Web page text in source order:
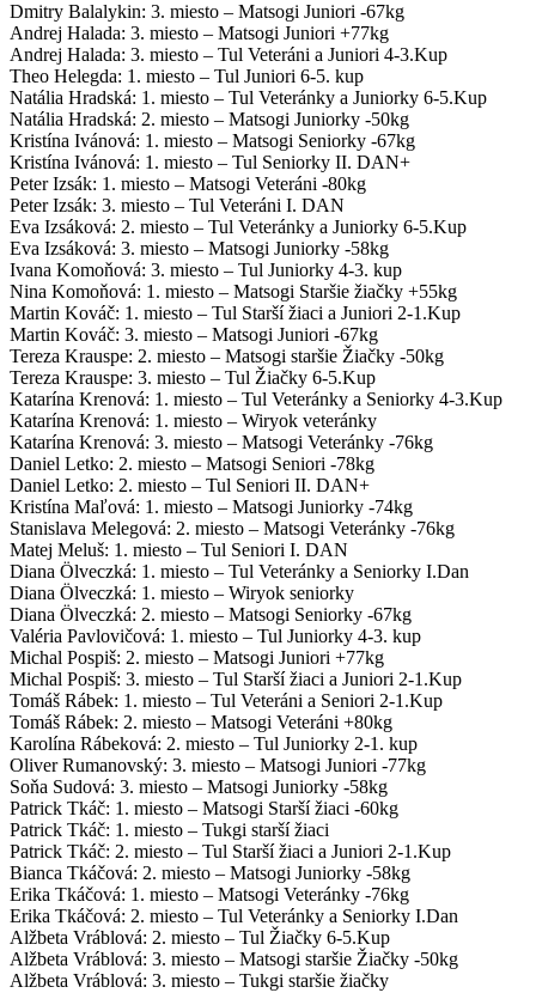
Dmitry Balalykin: 3. miesto – Matsogi Juniori -67kg
Andrej Halada: 3. miesto – Matsogi Juniori +77kg
Andrej Halada: 3. miesto – Tul Veteráni a Juniori 4-3.Kup
Theo Helegda: 1. miesto – Tul Juniori 6-5. kup
Natália Hradská: 1. miesto – Tul Veteránky a Juniorky 6-5.Kup
Natália Hradská: 2. miesto – Matsogi Juniorky -50kg
Kristína Ivánová: 1. miesto – Matsogi Seniorky -67kg
Kristína Ivánová: 1. miesto – Tul Seniorky II. DAN+
Peter Izsák: 1. miesto – Matsogi Veteráni -80kg
Peter Izsák: 3. miesto – Tul Veteráni I. DAN
Eva Izsáková: 2. miesto – Tul Veteránky a Juniorky 6-5.Kup
Eva Izsáková: 3. miesto – Matsogi Juniorky -58kg
Ivana Komoňová: 3. miesto – Tul Juniorky 4-3. kup
Nina Komoňová: 1. miesto – Matsogi Staršie žiačky +55kg
Martin Kováč: 1. miesto – Tul Starší žiaci a Juniori 2-1.Kup
Martin Kováč: 3. miesto – Matsogi Juniori -67kg
Tereza Krauspe: 2. miesto – Matsogi staršie Žiačky -50kg
Tereza Krauspe: 3. miesto – Tul Žiačky 6-5.Kup
Katarína Krenová: 1. miesto – Tul Veteránky a Seniorky 4-3.Kup
Katarína Krenová: 1. miesto – Wiryok veteránky
Katarína Krenová: 3. miesto – Matsogi Veteránky -76kg
Daniel Letko: 2. miesto – Matsogi Seniori -78kg
Daniel Letko: 2. miesto – Tul Seniori II. DAN+
Kristína Maľová: 1. miesto – Matsogi Juniorky -74kg
Stanislava Melegová: 2. miesto – Matsogi Veteránky -76kg
Matej Meluš: 1. miesto – Tul Seniori I. DAN
Diana Ölveczká: 1. miesto – Tul Veteránky a Seniorky I.Dan
Diana Ölveczká: 1. miesto – Wiryok seniorky
Diana Ölveczká: 2. miesto – Matsogi Seniorky -67kg
Valéria Pavlovičová: 1. miesto – Tul Juniorky 4-3. kup
Michal Pospiš: 2. miesto – Matsogi Juniori +77kg
Michal Pospiš: 3. miesto – Tul Starší žiaci a Juniori 2-1.Kup
Tomáš Rábek: 1. miesto – Tul Veteráni a Seniori 2-1.Kup
Tomáš Rábek: 2. miesto – Matsogi Veteráni +80kg
Karolína Rábeková: 2. miesto – Tul Juniorky 2-1. kup
Oliver Rumanovský: 3. miesto – Matsogi Juniori -77kg
Soňa Sudová: 3. miesto – Matsogi Juniorky -58kg
Patrick Tkáč: 1. miesto – Matsogi Starší žiaci -60kg
Patrick Tkáč: 1. miesto – Tukgi starší žiaci
Patrick Tkáč: 2. miesto – Tul Starší žiaci a Juniori 2-1.Kup
Bianca Tkáčová: 2. miesto – Matsogi Juniorky -58kg
Erika Tkáčová: 1. miesto – Matsogi Veteránky -76kg
Erika Tkáčová: 2. miesto – Tul Veteránky a Seniorky I.Dan
Alžbeta Vráblová: 2. miesto – Tul Žiačky 6-5.Kup
Alžbeta Vráblová: 3. miesto – Matsogi staršie Žiačky -50kg
Alžbeta Vráblová: 3. miesto – Tukgi staršie žiačky